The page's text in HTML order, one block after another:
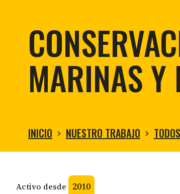
Investigación de la biodiversidad
historias de Galápagos se unen.
Escucha nuestro podcast
MARINAS Y
INICIO NUESTRO TRABAJO
Activo desde 2010